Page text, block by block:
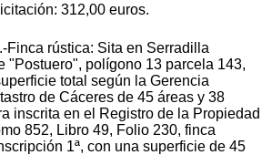
312,00 euros.
Finca rústica: Sita en Serradilla
"Postuero", polígono 13 parcela 143,
total según la Gerencia
de Cáceres de 45 áreas y 38
inscrita en el Registro de la Propiedad
852, Libro 49, Folio 230, finca
1ª, con una superficie de 45